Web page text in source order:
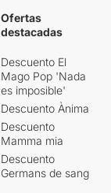
Ofertas
destacadas
Descuento El
Mago Pop 'Nada
es imposible'
Descuento Ànima
Descuento
Mamma mia
Descuento
Germans de sang